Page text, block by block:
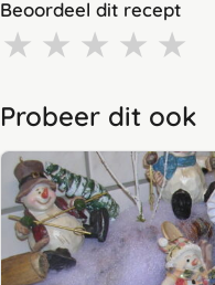
Beoordeel dit recept
★ ★ ★ ★ ★
Probeer dit ook